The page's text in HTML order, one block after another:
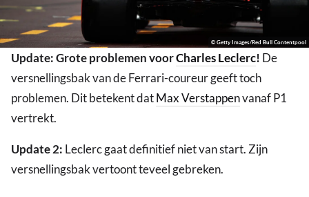
© Getty Images/Red Bull Contentpool
Update: Grote problemen voorCharles Leclerc! De
versnellingsbak van de Ferrari-coureur geeft toch
problemen. Dit betekent datMax Verstappenvanaf P1
vertrekt.
Update 2: Leclerc gaat definitief niet van start. Zijn
versnellingsbak vertoont teveel gebreken.